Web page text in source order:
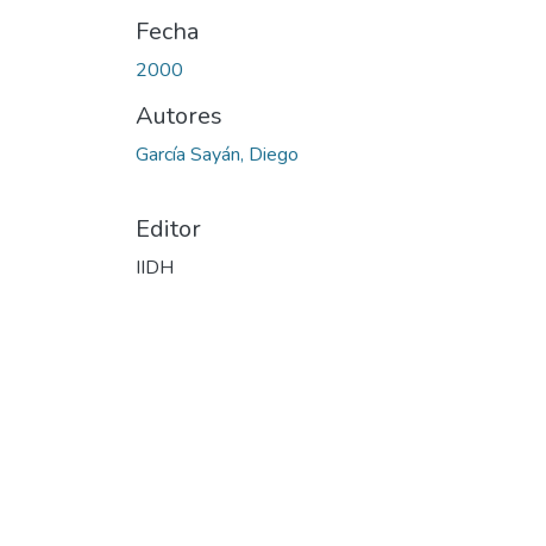
Fecha
2000
Autores
García Sayán, Diego
Editor
IIDH